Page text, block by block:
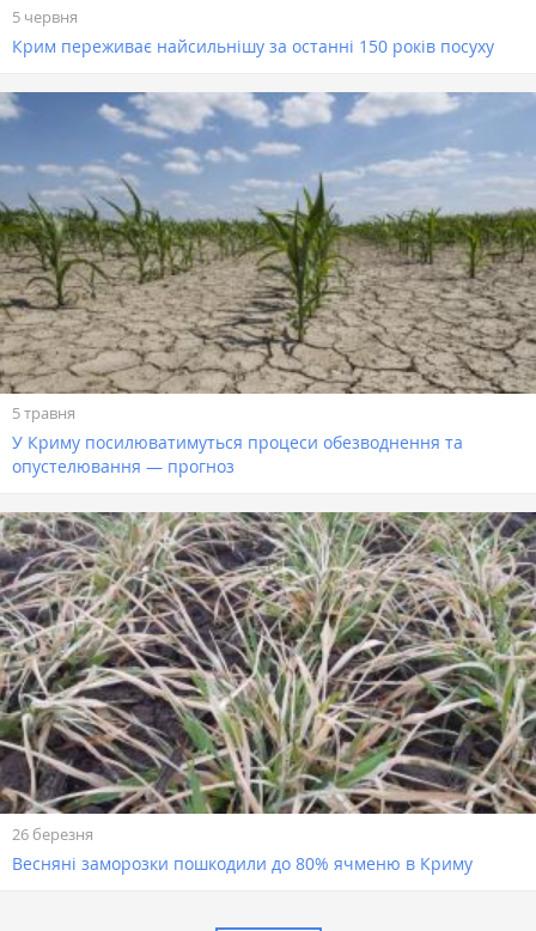
5 червня
Крим переживає найсильнішу за останні 150 років посуху
5 травня
У Криму посилюватимуться процеси обезводнення та
опустелювання — прогноз
26 березня
Весняні заморозки пошкодили до 80% ячменю в Криму